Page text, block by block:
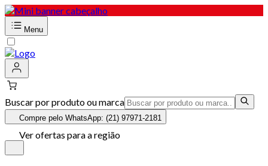
Menu
Buscar por produto ou marca
Compre pelo WhatsApp: (21) 97971-2181
Ver ofertas para a região